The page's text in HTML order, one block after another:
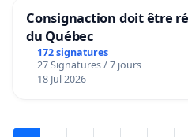
Consignaction doit être
du Québec
172 signatures
27 Signatures / 7 jours
18 Jul 2026